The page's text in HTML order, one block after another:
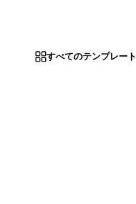
すべてのテンプレート